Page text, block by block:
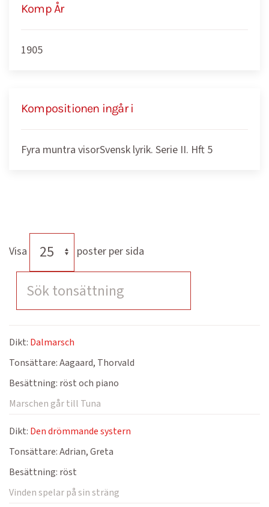
Komp År
1905
Kompositionen ingår i
Fyra muntra visorSvensk lyrik. Serie II. Hft 5
Visa poster per sida
Dikt: Dalmarsch
Tonsättare:Aagaard, Thorvald
Besättning: röst och piano
Marschen går till Tuna
Dikt: Den drömmande systern
Tonsättare:Adrian, Greta
Besättning: röst
Vinden spelar på sin sträng